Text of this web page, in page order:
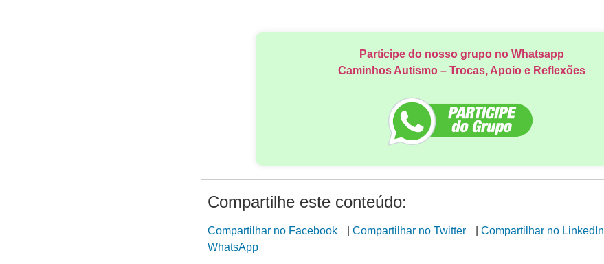
Participe do nosso grupo no Whatsapp
Caminhos Autismo – Trocas, Apoio e Reflexões
Compartilhe este conteúdo:
Compartilhar no Facebook | Compartilhar no Twitter | Compartilhar no LinkedIn
WhatsApp